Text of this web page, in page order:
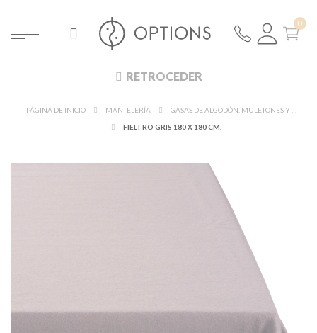
RETROCEDER
PÁGINA DE INICIO MANTELERÍA
FIELTRO GRIS 180 X 180 CM.